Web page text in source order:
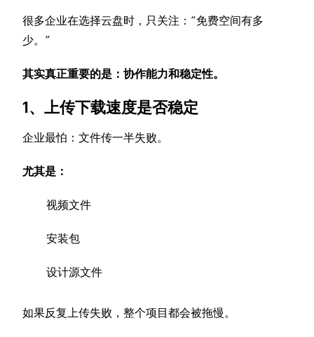
很多企业在选择云盘时，只关注：“免费空间有多
少。”
其实真正重要的是：协作能力和稳定性。
1、上传下载速度是否稳定
企业最怕：文件传一半失败。
尤其是：
视频文件
安装包
设计源文件
如果反复上传失败，整个项目都会被拖慢。